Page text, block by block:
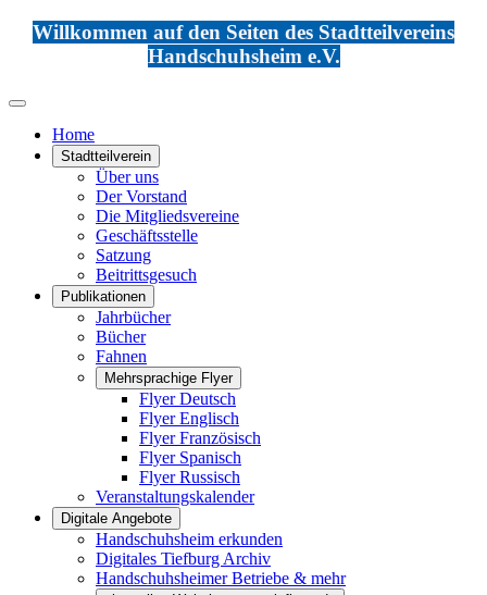
Willkommen auf den Seiten des Stadtteilvereins
Handschuhsheim e.V.
Home
Stadtteilverein
Über uns
Der Vorstand
Die Mitgliedsvereine
Geschäftsstelle
Satzung
Beitrittsgesuch
Publikationen
Jahrbücher
Bücher
Fahnen
Mehrsprachige Flyer
Flyer Deutsch
Flyer Englisch
Flyer Französisch
Flyer Spanisch
Flyer Russisch
Veranstaltungskalender
Digitale Angebote
Handschuhsheim erkunden
Digitales Tiefburg Archiv
Handschuhsheimer Betriebe & mehr